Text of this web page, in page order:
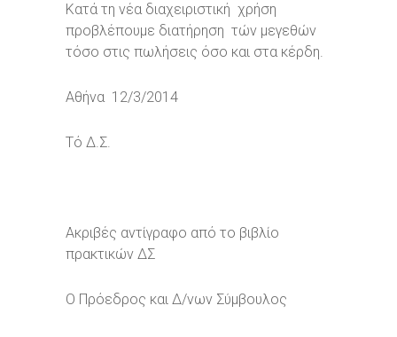
Κατά τη νέα διαχειριστική χρήση
προβλέπουμε διατήρηση τών μεγεθών
τόσο στις πωλήσεις όσο και στα κέρδη.
Αθήνα 12/3/2014
Τό Δ.Σ.
Ακριβές αντίγραφο από το βιβλίο
πρακτικών ΔΣ
Ο Πρόεδρος και Δ/νων Σύμβουλος